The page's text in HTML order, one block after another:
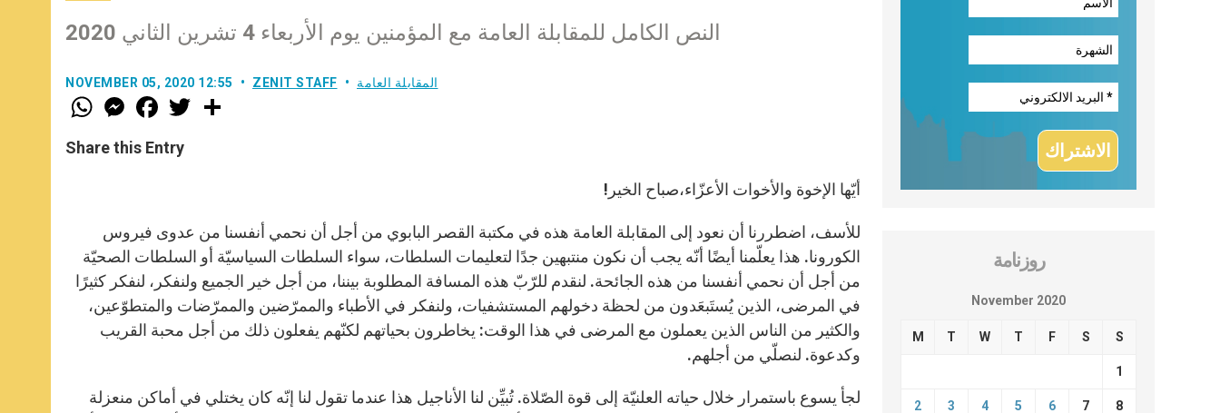
النص الكامل للمقابلة العامة مع المؤمنين يوم الأربعاء 4 تشرين الثاني 2020
NOVEMBER 05, 2020 12:55 ZENIT STAFF المقابلة العامة
W
h
t
s
M
e
s
e
F
a
e
b
w
Share this Entry
أيّها الإخوة والأخوات الأعزّاء،صباح الخير!
للأسف، اضطررنا أن نعود إلى المقابلة العامة هذه في مكتبة القصر البابوي من أجل أن نحمي أنفسنا من عدوى فيروس
الكورونا. هذا يعلّمنا أيضًا أنّه يجب أن نكون منتبهين جدًا لتعليمات السلطات، سواء السلطات السياسيّة أو السلطات الصحيّة
من أجل أن نحمي أنفسنا من هذه الجائحة. لنقدم للرّبّ هذه المسافة المطلوبة بيننا، من أجل خير الجميع ولنفكر، لنفكر كثيرًا
في المرضى، الذين يُستَبعَدون من لحظة دخولهم المستشفيات، ولنفكر في الأطباء والممرّضين والممرّضات والمتطوّعين،
والكثير من الناس الذين يعملون مع المرضى في هذا الوقت: يخاطرون بحياتهم لكنّهم يفعلون ذلك من أجل محبة القريب
وكدعوة. لنصلّي من أجلهم.
لجأ يسوع باستمرار خلال حياته العلنيّة إلى قوة الصّلاة. تُبيِّن لنا الأناجيل هذا عندما تقول لنا إنّه كان يختلي في أماكن منعزلة
روزنامة
November 2020
M T W T F S S
1
2 3 4 5 6 7 8